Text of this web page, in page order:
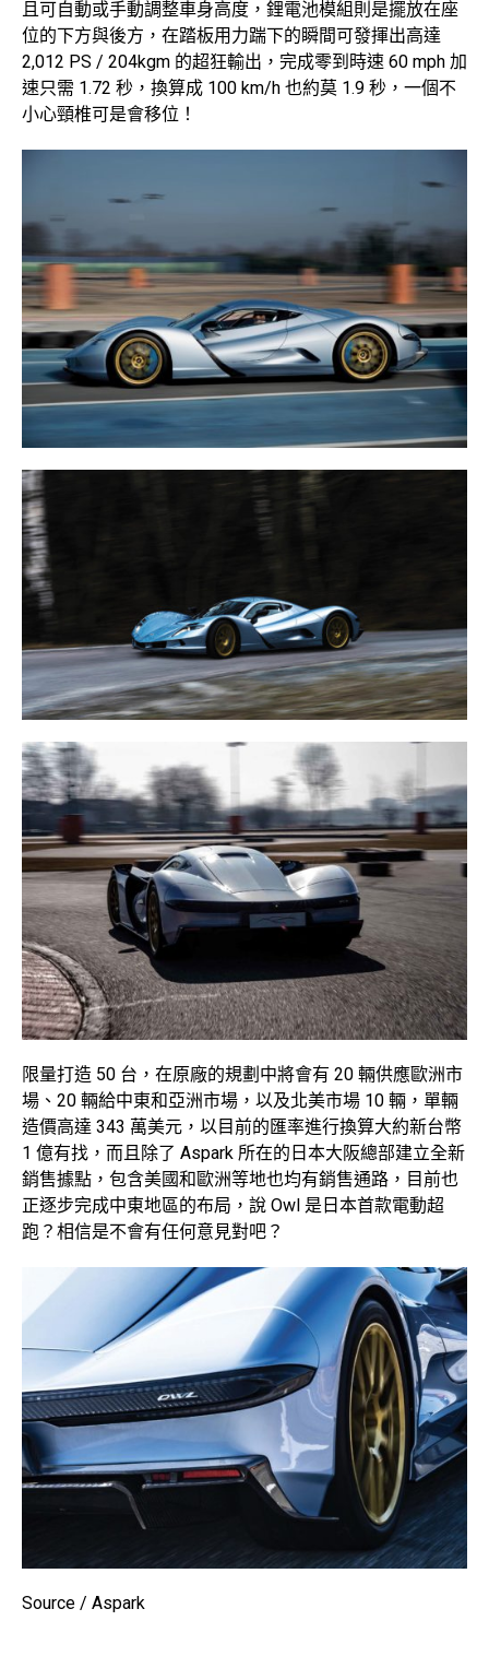
且可自動或手動調整車身高度，鋰電池模組則是擺放在座
位的下方與後方，在踏板用力踹下的瞬間可發揮出高達
2,012 PS / 204kgm 的超狂輸出，完成零到時速 60 mph 加
速只需 1.72 秒，換算成 100 km/h 也約莫 1.9 秒，一個不
小心頸椎可是會移位！
限量打造 50 台，在原廠的規劃中將會有 20 輛供應歐洲市
場、20 輛給中東和亞洲市場，以及北美市場 10 輛，單輛
造價高達 343 萬美元，以目前的匯率進行換算大約新台幣
1 億有找，而且除了 Aspark 所在的日本大阪總部建立全新
銷售據點，包含美國和歐洲等地也均有銷售通路，目前也
正逐步完成中東地區的布局，說 Owl 是日本首款電動超
跑？相信是不會有任何意見對吧？
Source / Aspark